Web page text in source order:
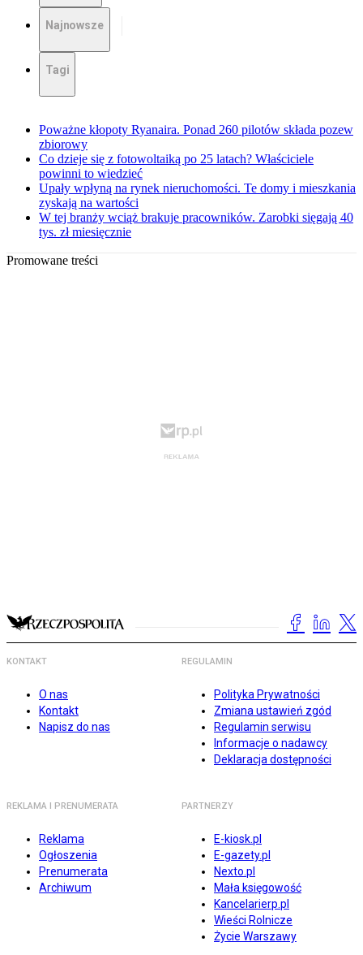
Najnowsze
Tagi
Poważne kłopoty Ryanaira. Ponad 260 pilotów składa pozew
zbiorowy
Co dzieje się z fotowoltaiką po 25 latach? Właściciele
powinni to wiedzieć
Upały wpłyną na rynek nieruchomości. Te domy i mieszkania
zyskają na wartości
W tej branży wciąż brakuje pracowników. Zarobki sięgają 40
tys. zł miesięcznie
Promowane treści
KONTAKT
O nas
Kontakt
Napisz do nas
REGULAMIN
Polityka Prywatności
Zmiana ustawień zgód
Regulamin serwisu
Informacje o nadawcy
Deklaracja dostępności
REKLAMA I PRENUMERATA
Reklama
Ogłoszenia
Prenumerata
Archiwum
PARTNERZY
E-kiosk.pl
E-gazety.pl
Nexto.pl
Mała księgowość
Kancelarierp.pl
Wieści Rolnicze
Życie Warszawy